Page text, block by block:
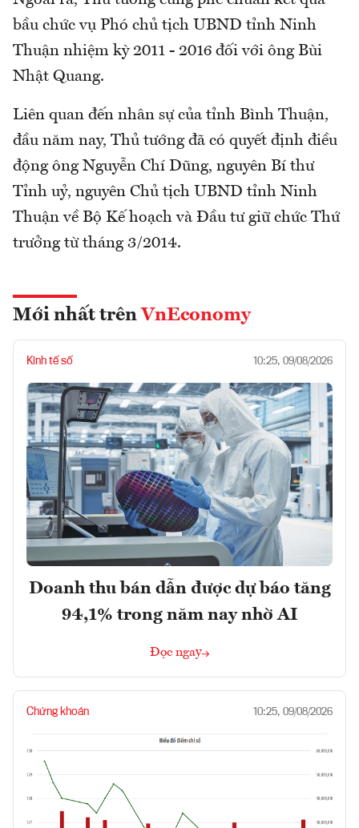
bầu chức vụ Phó chủ tịch UBND tỉnh Ninh
Thuận nhiệm kỳ 2011 - 2016 đối với ông Bùi
Nhật Quang.
Liên quan đến nhân sự của tỉnh Bình Thuận,
đầu năm nay, Thủ tướng đã có quyết định điều
động ông Nguyễn Chí Dũng, nguyên Bí thư
Tỉnh uỷ, nguyên Chủ tịch UBND tỉnh Ninh
Thuận về Bộ Kế hoạch và Đầu tư giữ chức Thứ
trưởng từ tháng 3/2014.
Mới nhất trên VnEconomy
Kinh tế số 10:25, 09/08/2026
Doanh thu bán dẫn được dự báo tăng
94,1% trong năm nay nhờ AI
Đọc ngay
Chứng khoán 10:25, 09/08/2026